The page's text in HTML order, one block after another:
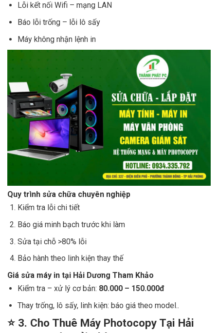
Lỗi kết nối Wifi – mạng LAN
Báo lỗi trống – lỗi lô sấy
Máy không nhận lệnh in
Quy trình sửa chữa chuyên nghiệp
Kiểm tra lỗi chi tiết
Báo giá minh bạch trước khi làm
Sửa tại chỗ >80% lỗi
Bảo hành theo linh kiện thay thế
Giá sửa máy in tại Hải Dương Tham Khảo
Kiểm tra – xử lý cơ bản: 80.000 – 150.000đ
Thay trống, lô sấy, linh kiện: báo giá theo model..
⭐ 3. Cho Thuê Máy Photocopy Tại Hải